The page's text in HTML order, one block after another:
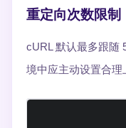
重定向次数限制
cURL 默认最多跟随
境中应主动设置合理